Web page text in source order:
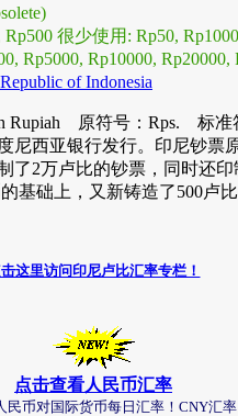
很少使用: Rp50, Rp1000
Rp5000, Rp10000, Rp20000,
of Indonesia
Rupiah 原符号：Rps. 标准
尼西亚银行发行。印尼钞票
了2万卢比的钞票，同时还
基础上，又新铸造了500卢比
这里访问印尼卢比汇率专栏！
点击查看人民币汇率
民币对国际货币每日汇率！CNY汇率